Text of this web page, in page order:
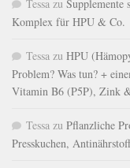
Tessa zu
Komplex für HPU & Co.
Tessa zu HPU
Problem? Was tun? +
Vitamin B6 (P5P), Zink
Tessa zu Pflanzliche
Presskuchen,